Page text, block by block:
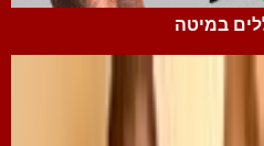
במיטה